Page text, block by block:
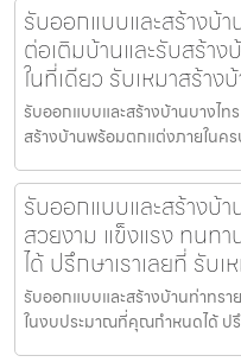
รับออกแบบและสร้างบ้า
ต่อเติมบ้านและรับสร้า
ในที่เดียว รับเหมาสร้าง
รับออกแบบและสร้างบ้านบางไท
สร้างบ้านพร้อมตกแต่งภายในค
รับออกแบบและสร้างบ้
สวยงาม แข็งแรง ทน
ได้ ปรึกษาเราเลยที่ รับ
รับออกแบบและสร้างบ้านท่าทร
ในงบประมาณที่คุณกำหนดได้ ปรึ